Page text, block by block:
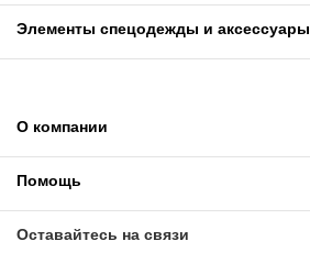
Элементы спецодежды и аксессуары
О компании
Помощь
Оставайтесь на связи